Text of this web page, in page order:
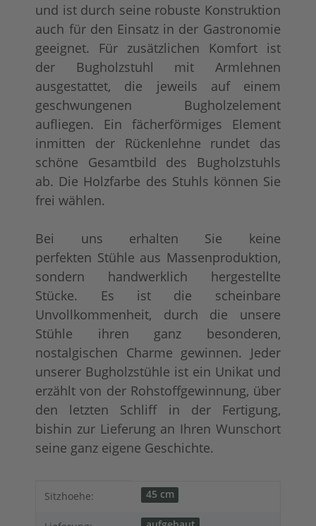
und ist durch seine robuste Konstruktion
auch für den Einsatz in der Gastronomie
geeignet. Für zusätzlichen Komfort ist
der Bugholzstuhl mit Armlehnen
ausgestattet, die jeweils auf einem
geschwungenen Bugholzelement
aufliegen. Ein fächerförmiges Element
inmitten der Rückenlehne rundet das
schöne Gesamtbild des Bugholzstuhls
ab. Die Holzfarbe des Stuhls können Sie
frei wählen.
Bei uns erhalten Sie keine
perfekten Stühle aus Massenproduktion,
sondern handwerklich hergestellte
Stücke. Es ist die scheinbare
Unvollkommenheit, durch die unsere
Stühle ihren ganz besonderen,
nostalgischen Charme gewinnen. Jeder
unserer Bugholzstühle ist ein Unikat und
erzählt von der Rohstoffgewinnung, über
den letzten Schliff in der Fertigung,
bishin zur Lieferung an Ihren Wunschort
seine ganz eigene Geschichte.
Produkteigenschaft
Wert
Sitzhoehe: 45 cm